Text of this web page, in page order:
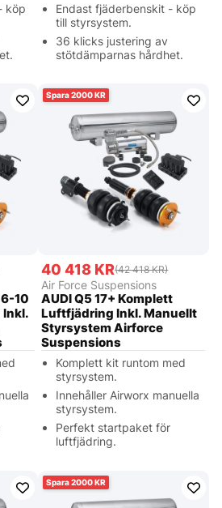
köp
Endast fjäderbenskit - köp
till styrsystem.
36 klicks justering av
stötdämparnas hårdhet.
10
2000
40 418 KR(42 418 KR)
Air Force Suspensions
AUDI Q5 17+ Komplett
Luftfjädring Inkl. Manuellt
Styrsystem Airforce
Suspensions
Komplett kit runtom med
styrsystem.
Innehåller Airworx manuella
styrsystem.
Perfekt startpaket för
luftfjädring.
2000